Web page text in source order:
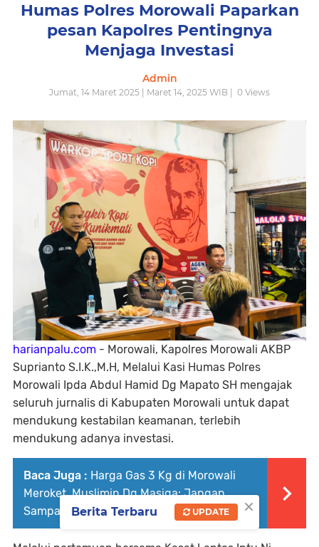
Humas Polres Morowali Paparkan
pesan Kapolres Pentingnya
Menjaga Investasi
Admin
Jumat, 14 Maret 2025 | Maret 14, 2025 WIB | 0 Views
harianpalu.com - Morowali, Kapolres Morowali AKBP
Suprianto S.I.K.,M.H, Melalui Kasi Humas Polres
Morowali Ipda Abdul Hamid Dg Mapato SH mengajak
seluruh jurnalis di Kabupaten Morowali untuk dapat
mendukung kestabilan keamanan, terlebih
mendukung adanya investasi.
Baca Juga : Harga Gas 3 Kg di Morowali
Meroket, Muslimin Dg Masiga: Jangan
Sampai ada Penimbunan!
×
Berita Terbaru UPDATE